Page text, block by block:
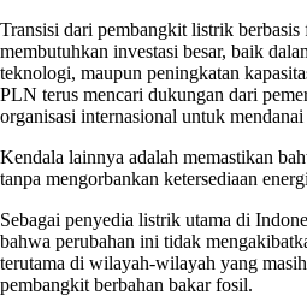
Transisi dari pembangkit listrik
membutuhkan investasi besar, baik
teknologi, maupun peningkatan
PLN terus mencari dukungan dari
organisasi internasional untuk
Kendala lainnya adalah memastikan
tanpa mengorbankan ketersediaan
Sebagai penyedia listrik utama di
bahwa perubahan ini tidak
terutama di wilayah-wilayah yang
pembangkit berbahan bakar fosil.